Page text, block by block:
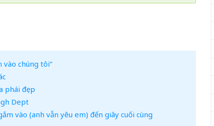
vào chúng tôi”
phái đẹp
Dept
vào (anh vẫn yêu em) đến giây cuối cùng